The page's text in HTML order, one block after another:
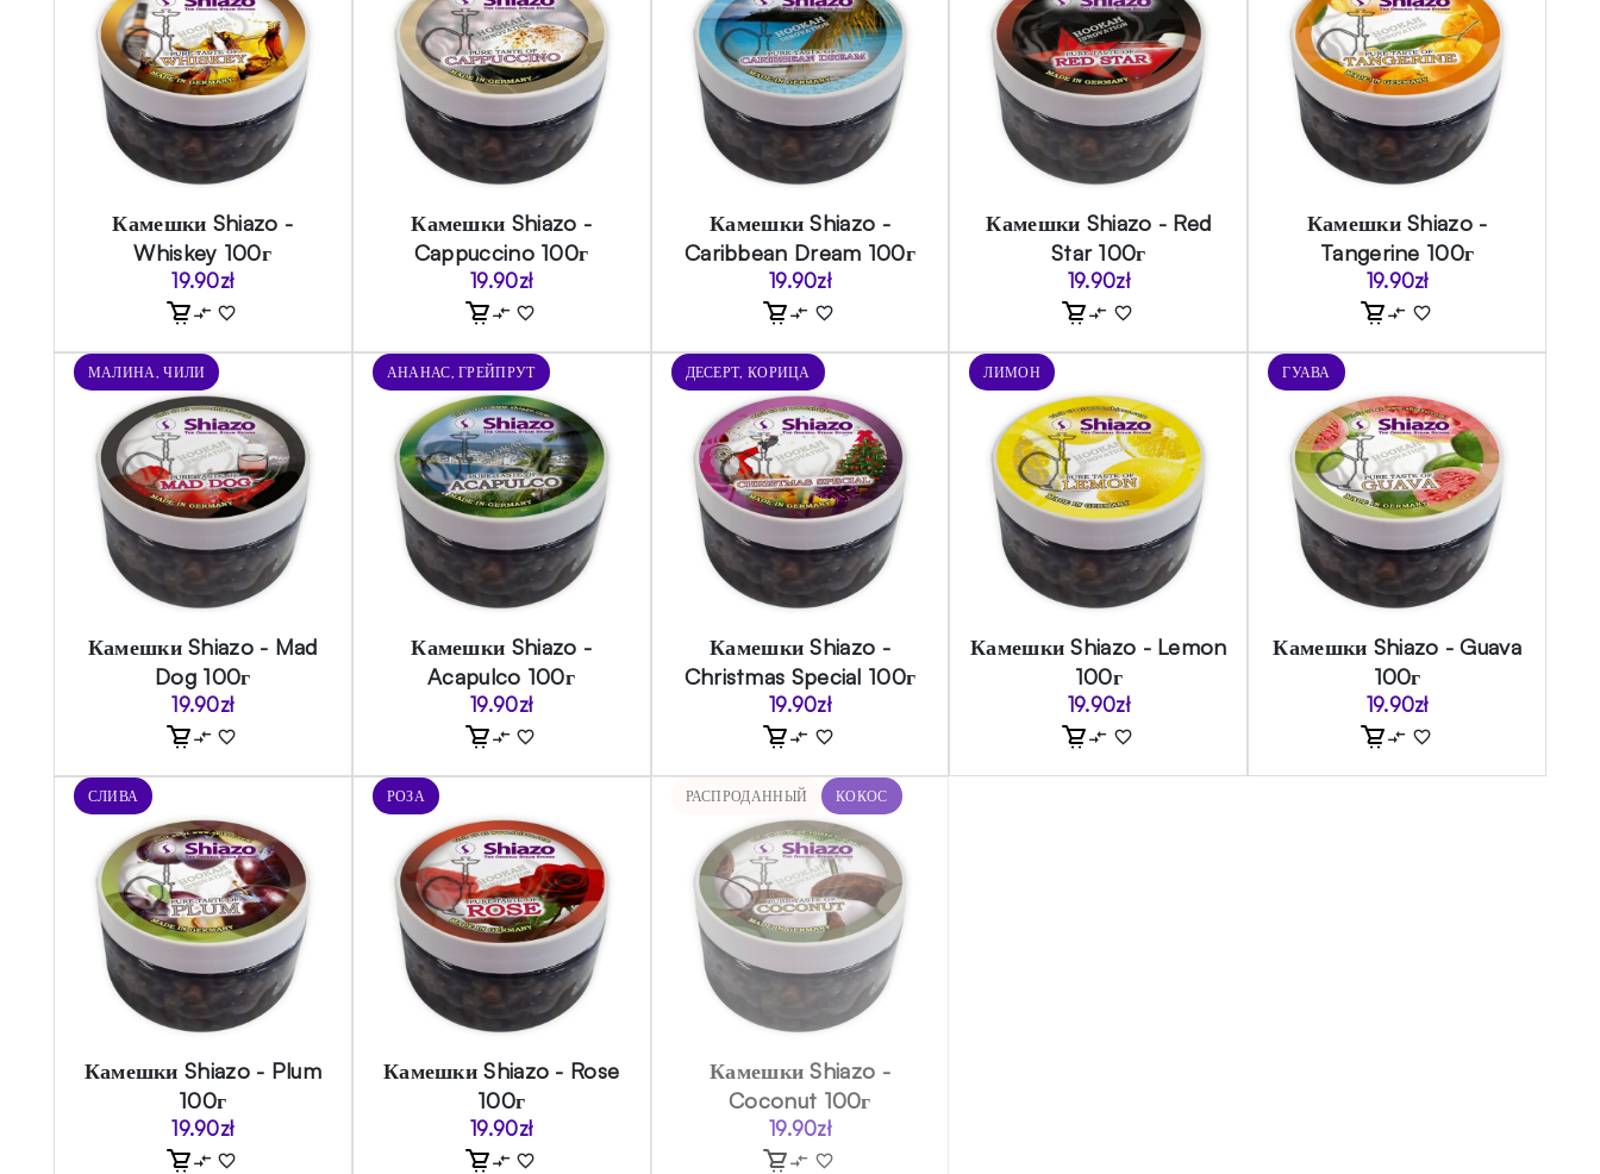
Камешки Shiazo -
Whiskey 100г
19.90zł
Камешки Shiazo -
Cappuccino 100г
19.90zł
Камешки Shiazo -
Caribbean Dream 100г
19.90zł
Камешки Shiazo - Red
Star 100г
19.90zł
Камешки Shiazo -
Tangerine 100г
19.90zł
МАЛИНА, ЧИЛИ
Камешки Shiazo - Mad
Dog 100г
19.90zł
АНАНАС, ГРЕЙПРУТ
Камешки Shiazo -
Acapulco 100г
19.90zł
ДЕСЕРТ, КОРИЦА
Камешки Shiazo -
Christmas Special 100г
19.90zł
ЛИМОН
Камешки Shiazo - Lemon
100г
19.90zł
ГУАВА
Камешки Shiazo - Guava
100г
19.90zł
СЛИВА
Камешки Shiazo - Plum
100г
19.90zł
РОЗА
Камешки Shiazo - Rose
100г
19.90zł
РАСПРОДАННЫЙ КОКОС
Камешки Shiazo -
Coconut 100г
19.90zł